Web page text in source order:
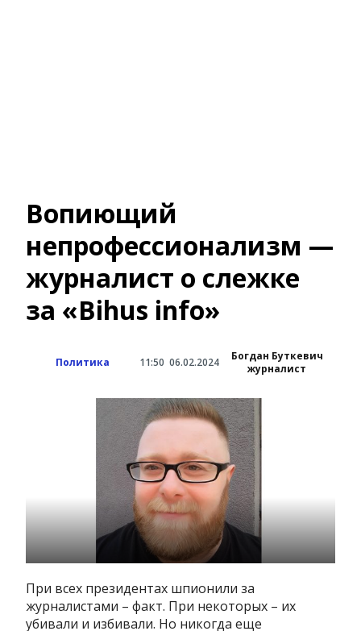
Вопиющий
непрофессионализм —
журналист о слежке
за «Bihus info»
Политика 11:50 06.02.2024
Богдан Буткевич
журналист
При всех президентах шпионили за
журналистами – факт. При некоторых – их
убивали и избивали. Но никогда еще